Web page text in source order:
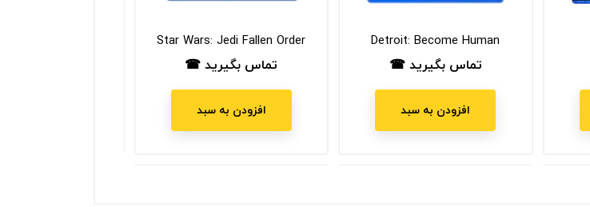
Star Wars: Jedi Fallen Order
قیمت
تماس بگیرید ☎
افزودن به سبد
Detroit: Become Human
قیمت
تماس بگیرید ☎
افزودن به سبد